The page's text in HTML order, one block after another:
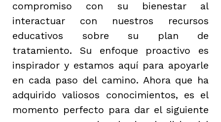
compromiso con su bienestar al
interactuar con nuestros recursos
educativos sobre su plan de
tratamiento. Su enfoque proactivo es
inspirador y estamos aquí para apoyarle
en cada paso del camino. Ahora que ha
adquirido valiosos conocimientos, es el
momento perfecto para dar el siguiente